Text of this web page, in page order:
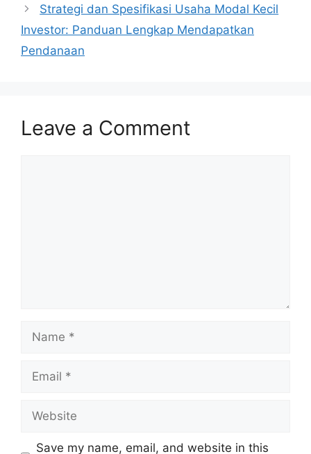
Strategi dan Spesifikasi Usaha Modal Kecil
Investor: Panduan Lengkap Mendapatkan
Pendanaan
Leave a Comment
Name
Email
Website
Save my name, email, and website in this